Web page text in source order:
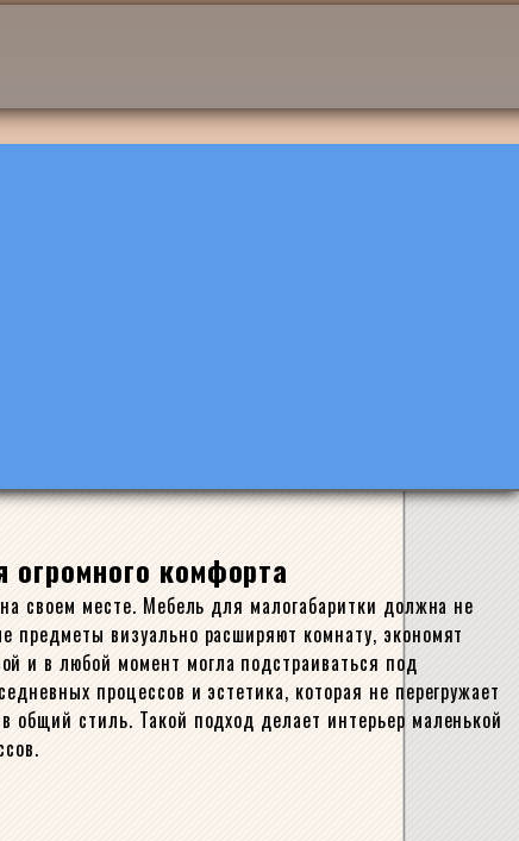
комфорта
своем месте. Мебель для малогабаритки должна не
предметы визуально расширяют комнату, экономят
и в любой момент могла подстраиваться под
процессов и эстетика, которая не перегружает
общий стиль. Такой подход делает интерьер маленькой